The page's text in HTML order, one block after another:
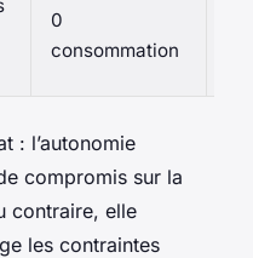
0
consommation
: l’autonomie
compromis sur la
contraire, elle
les contraintes